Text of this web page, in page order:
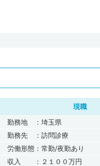
現職
勤務地 ：埼玉県
勤務先 ：訪問診療
労働形態：常勤/夜勤あり
収入 ：２１００万円